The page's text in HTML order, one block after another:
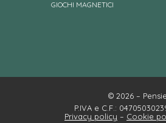
GIOCHI MAGNETICI
© 2026 –
P.IVA e C.F.:
Privacy policy – Cookie